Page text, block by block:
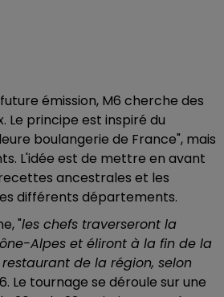
émission, M6 cherche des
Le principe est inspiré du
boulangerie de France", mais
L'idée est de mettre en avant
ancestrales et les
différents départements.
"les chefs traverseront la
Alpes et éliront à la fin de la
de la région, selon
Le tournage se déroule sur une